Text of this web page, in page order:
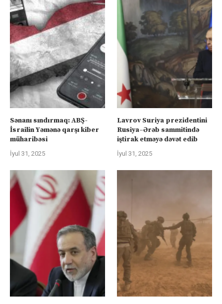
Sənanı sındırmaq: ABŞ-
İsrailin Yəmənə qarşı kiber
müharibəsi
İyul 31, 2025
Lavrov Suriya prezidentini
Rusiya–Ərəb sammitində
iştirak etməyə dəvət edib
İyul 31, 2025